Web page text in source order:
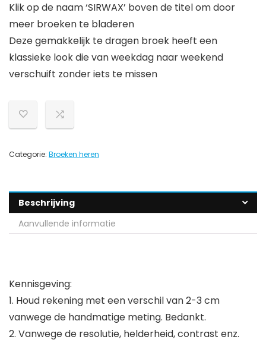
Klik op de naam ‘SIRWAX’ boven de titel om door
meer broeken te bladeren
Deze gemakkelijk te dragen broek heeft een
klassieke look die van weekdag naar weekend
verschuift zonder iets te missen
Categorie: Broeken heren
Beschrijving
Aanvullende informatie
Kennisgeving:
1. Houd rekening met een verschil van 2-3 cm
vanwege de handmatige meting. Bedankt.
2. Vanwege de resolutie, helderheid, contrast enz.